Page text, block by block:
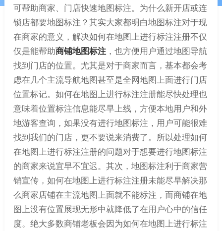
可帮助商家、门店快速地图标注。为什么新开店或连
锁店都要地图标注？其实大家都明白地图标注对于现
在商家的意义，解决如何在地图上进行标注注册不仅
仅是能帮助商铺地图标注，也方便用户通过地图导航
找到门店的位置。尤其是对于商家而言，基本都会考
虑在几个主流导航地图甚至是全网地图上面进行门店
位置标记。如何在地图上进行标注注册能尽快处理也
意味着位置标注信息能尽早上线，方便本地用户和外
地游客查询，如果没有进行地图标注，用户可能很难
找到我们的门店，更不要说来消费了。所以处理如何
在地图上进行标注注册的问题对于想要进行地图标注
的商家来说宜早不宜迟。其次，地图标注利于商家营
销宣传，如何在地图上进行标注注册未能尽早解决那
么商家店铺在主流地图上面就不能标注，而商铺在地
图上没有位置展现无形中就降低了在用户心中的信任
度。绝大多数商铺老板会因为如何在地图上进行标注